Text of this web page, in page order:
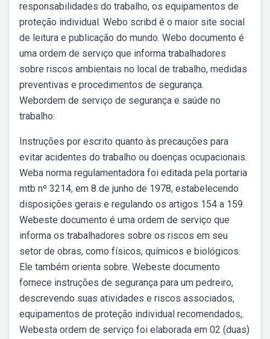
responsabilidades do trabalho, os equipamentos de
proteção individual. Webo scribd é o maior site social
de leitura e publicação do mundo. Webo documento é
uma ordem de serviço que informa trabalhadores
sobre riscos ambientais no local de trabalho, medidas
preventivas e procedimentos de segurança.
Webordem de serviço de segurança e saúde no
trabalho:
Instruções por escrito quanto às precauções para
evitar acidentes do trabalho ou doenças ocupacionais.
Weba norma regulamentadora foi editada pela portaria
mtb nº 3214, em 8 de junho de 1978, estabelecendo
disposições gerais e regulando os artigos 154 a 159.
Webeste documento é uma ordem de serviço que
informa os trabalhadores sobre os riscos em seu
setor de obras, como físicos, químicos e biológicos.
Ele também orienta sobre. Webeste documento
fornece instruções de segurança para um pedreiro,
descrevendo suas atividades e riscos associados,
equipamentos de proteção individual recomendados,.
Webesta ordem de serviço foi elaborada em 02 (duas)